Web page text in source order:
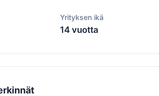
Yrityksen ikä
14 vuotta